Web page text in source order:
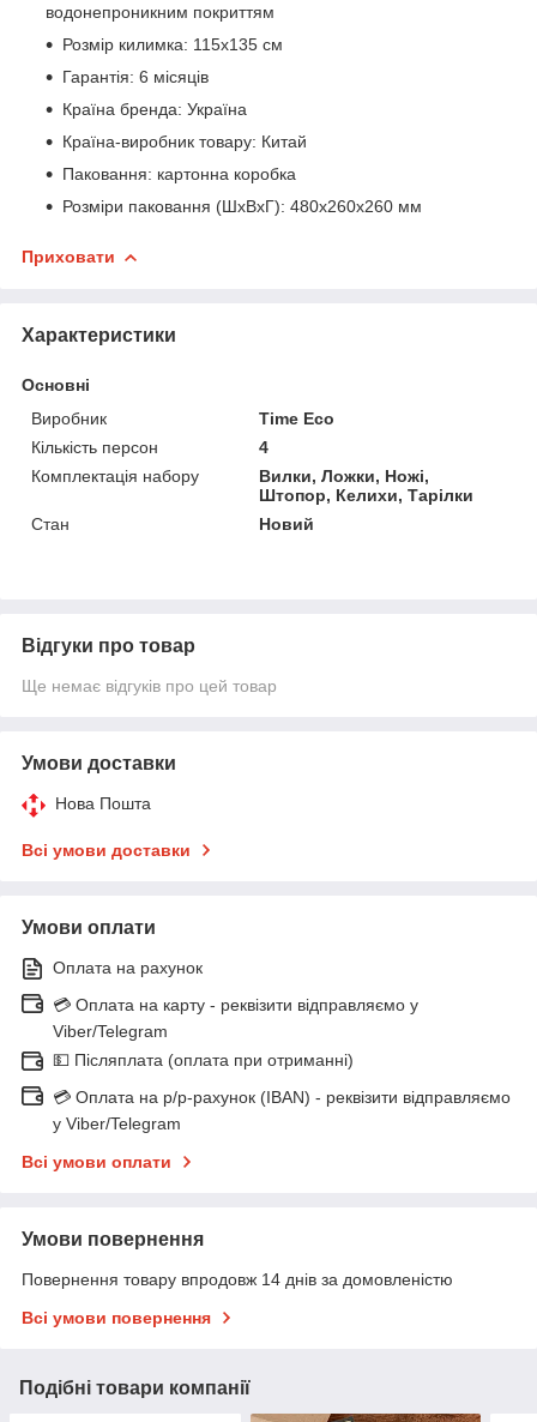
водонепроникним покриттям
Розмір килимка: 115х135 см
Гарантія: 6 місяців
Країна бренда: Україна
Країна-виробник товару: Китай
Паковання: картонна коробка
Розміри паковання (ШхВхГ): 480х260х260 мм
Приховати
Характеристики
Основні
Виробник
Time Eco
Кількість персон
4
Комплектація набору
Вилки, Ложки, Ножі,
Штопор, Келихи, Тарілки
Стан
Новий
Відгуки про товар
Ще немає відгуків про цей товар
Умови доставки
Нова Пошта
Всі умови доставки
Умови оплати
Оплата на рахунок
💳 Оплата на карту - реквізити відправляємо у
Viber/Telegram
💵 Післяплата (оплата при отриманні)
💳 Оплата на р/р-рахунок (IBAN) - реквізити відправляємо
у Viber/Telegram
Всі умови оплати
Умови повернення
Повернення товару впродовж 14 днів за домовленістю
Всі умови повернення
Подібні товари компанії